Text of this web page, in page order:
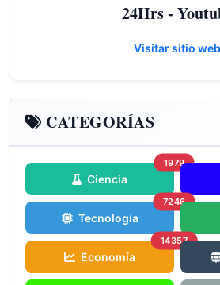
24Hrs -
Visitar sitio web
CATEGORÍAS
Ciencia
1979
Tecnología
7246
Economía
14357